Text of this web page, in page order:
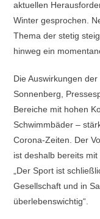
aktuellen
Winter gesprochen.
Thema der stetig
hinweg ein
Die Auswirkungen
Sonnenberg,
Bereiche mit hohen
Schwimmbäder –
Corona-Zeiten. Der
ist deshalb bereits
„Der Sport ist
Gesellschaft und in
überlebenswichtig“.